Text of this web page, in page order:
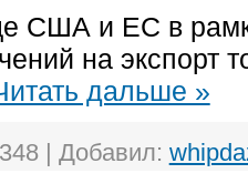
США и ЕС в
на экспорт
дальше »
348 | Добавил: